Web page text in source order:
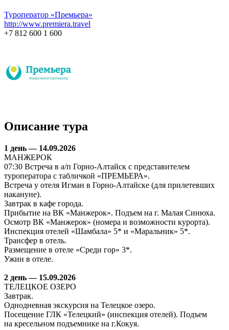
Туроператор «Премьера»
http://www.premiera.travel
+7 812 600 1 600
Описание тура
1 день — 14.09.2026
МАНЖЕРОК
07:30 Встреча в а/п Горно-Алтайск с представителем
туроператора с табличкой «ПРЕМЬЕРА».
Встреча у отеля Игман в Горно-Алтайске (для прилетевших
накануне).
Завтрак в кафе города.
Прибытие на ВК «Манжерок». Подъем на г. Малая Синюха.
Осмотр ВК «Манжерок» (номера и возможности курорта).
Инспекция отелей «Шамбала» 5* и «Маральник» 5*.
Трансфер в отель.
Размещение в отеле «Среди гор» 3*.
Ужин в отеле.
2 день — 15.09.2026
ТЕЛЕЦКОЕ ОЗЕРО
Завтрак.
Однодневная экскурсия на Телецкое озеро.
Посещение ГЛК «Телецкий» (инспекция отелей). Подъем
на кресельном подъемнике на г.Кокуя.